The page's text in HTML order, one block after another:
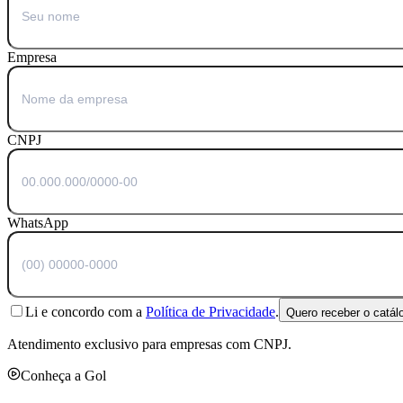
Empresa
CNPJ
WhatsApp
Li e concordo com a Política de Privacidade. Quero receber o
Atendimento exclusivo para empresas com CNPJ.
Conheça a Gol